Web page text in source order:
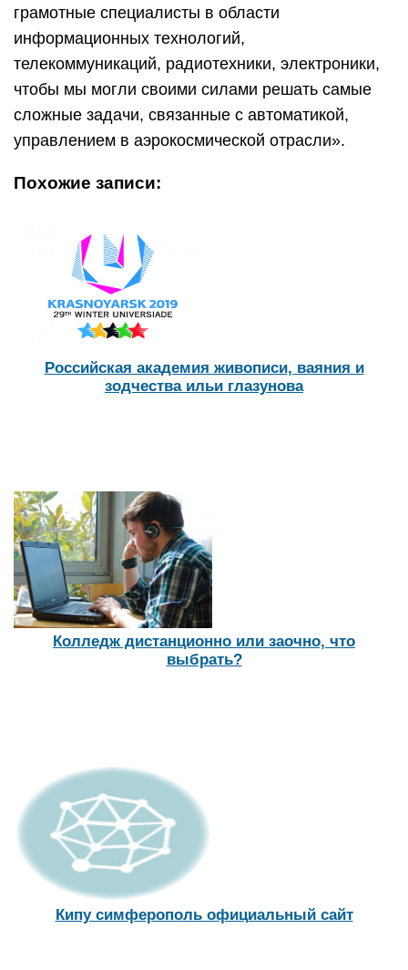
Колледж дистанционно или заочно, что
Кипу симферополь официальный сайт
Образование в швейцарии
10 лучших документальных фильмов о